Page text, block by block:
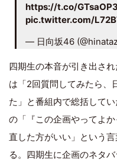
https://t.co/
pic.twitter.com/
— 日向坂46
四期生の本音が引き出さ
は「2回質問してみたら、
た」と番組内で総括して
の「『この企画やってよ
直した方がいい」という
る。四期生に企画のネタ